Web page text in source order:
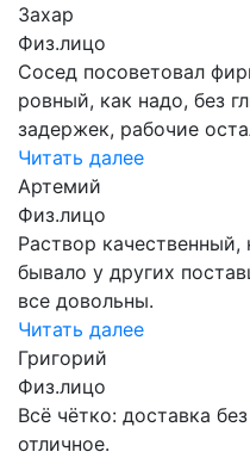
Захар
Физ.лицо
Сосед посоветовал
ровный, как надо, без
задержек, рабочие
Читать далее
Артемий
Физ.лицо
Раствор
бывало у других
все довольны.
Читать далее
Григорий
Физ.лицо
Всё чётко: доставка
отличное.